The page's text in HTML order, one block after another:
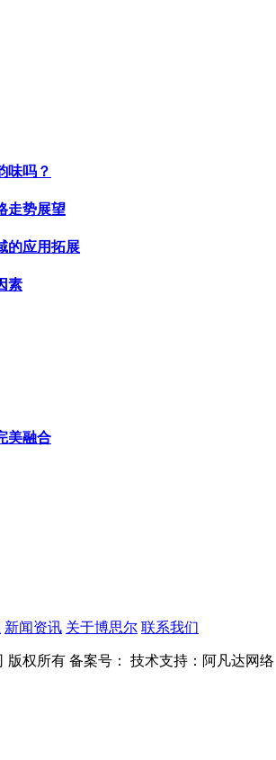
味吗？
走势展望
的应用拓展
素
美融合
新闻资讯 关于博思尔 联系我们
版权所有 备案号： 技术支持：阿凡达网络